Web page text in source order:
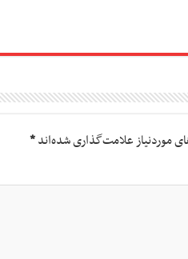
موردنیاز علامت‌گذاری شده‌اند*